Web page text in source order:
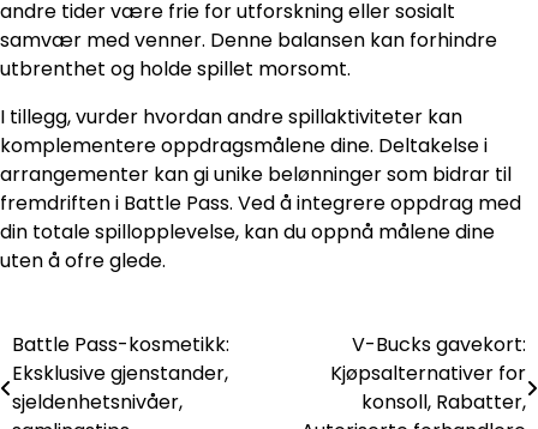
andre tider være frie for utforskning eller sosialt
samvær med venner. Denne balansen kan forhindre
utbrenthet og holde spillet morsomt.
I tillegg, vurder hvordan andre spillaktiviteter kan
komplementere oppdragsmålene dine. Deltakelse i
arrangementer kan gi unike belønninger som bidrar til
fremdriften i Battle Pass. Ved å integrere oppdrag med
din totale spillopplevelse, kan du oppnå målene dine
uten å ofre glede.
Post
navigation
Battle Pass-kosmetikk:
Eksklusive gjenstander,
sjeldenhetsnivåer,
V-Bucks gavekort:
Kjøpsalternativer for
konsoll, Rabatter,